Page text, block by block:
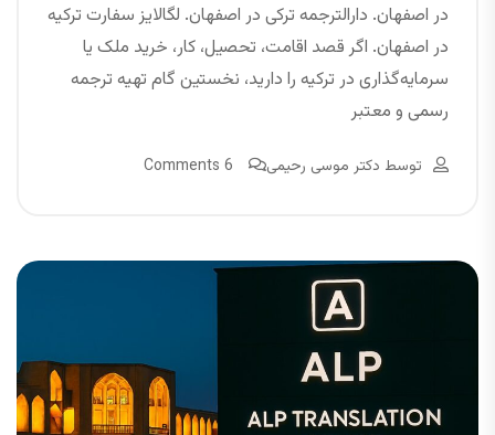
در اصفهان. دارالترجمه ترکی در اصفهان. لگالایز سفارت ترکیه
در اصفهان. اگر قصد اقامت، تحصیل، کار، خرید ملک یا
سرمایه‌گذاری در ترکیه را دارید، نخستین گام تهیه ترجمه
رسمی و معتبر
توسط دکتر موسی رحیمی 6 Comments